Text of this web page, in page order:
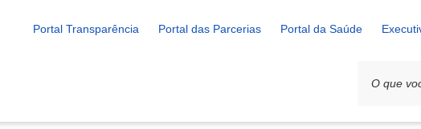
Portal Transparência Portal das Parcerias Portal da Saúde